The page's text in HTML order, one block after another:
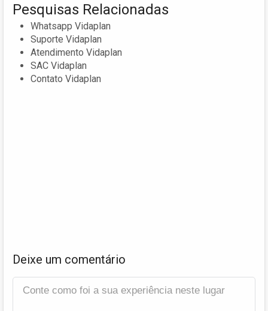
Pesquisas Relacionadas
Whatsapp Vidaplan
Suporte Vidaplan
Atendimento Vidaplan
SAC Vidaplan
Contato Vidaplan
Deixe um comentário